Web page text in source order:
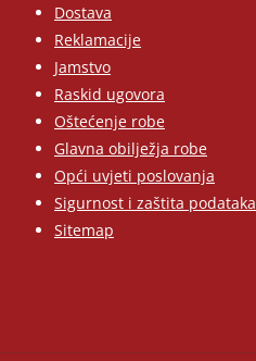
Dostava
Reklamacije
Jamstvo
Raskid ugovora
Oštećenje robe
Glavna obilježja robe
Opći uvjeti poslovanja
Sigurnost i zaštita podataka
Sitemap